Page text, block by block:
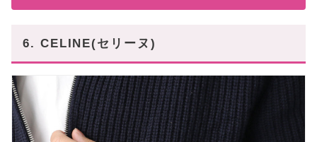
6. CELINE(セリーヌ)